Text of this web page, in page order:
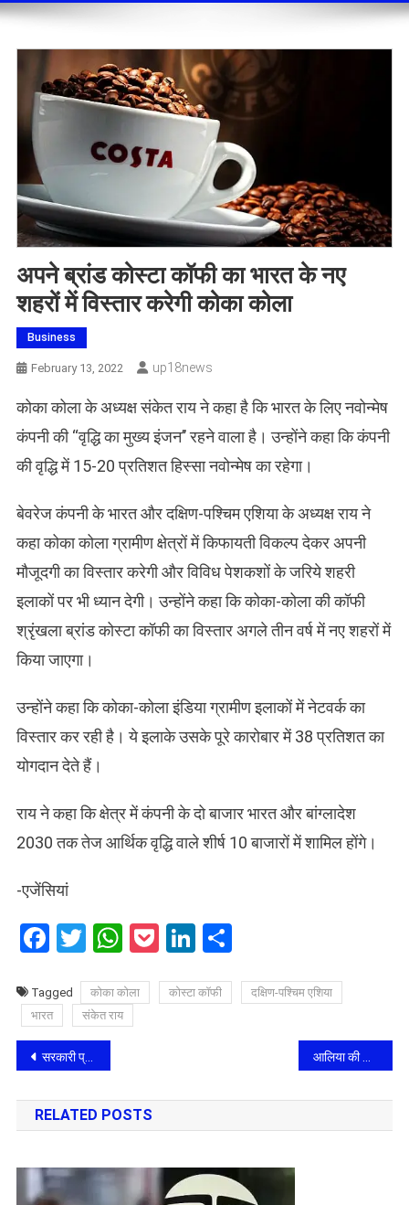
अपने ब्रांड कोस्टा कॉफी का भारत के नए
शहरों में विस्‍तार करेगी कोका कोला
Business
February 13, 2022 Up18news
कोका कोला के अध्यक्ष संकेत राय ने कहा है कि भारत के लिए नवोन्मेष
कंपनी की ‘‘वृद्धि का मुख्य इंजन’’ रहने वाला है। उन्होंने कहा कि कंपनी
की वृद्धि में 15-20 प्रतिशत हिस्सा नवोन्मेष का रहेगा।
बेवरेज कंपनी के भारत और दक्षिण-पश्चिम एशिया के अध्यक्ष राय ने
कहा कोका कोला ग्रामीण क्षेत्रों में किफायती विकल्प देकर अपनी
मौजूदगी का विस्तार करेगी और विविध पेशकशों के जरिये शहरी
इलाकों पर भी ध्यान देगी। उन्होंने कहा कि कोका-कोला की कॉफी
श्रृंखला ब्रांड कोस्टा कॉफी का विस्तार अगले तीन वर्ष में नए शहरों में
किया जाएगा।
उन्होंने कहा कि कोका-कोला इंडिया ग्रामीण इलाकों में नेटवर्क का
विस्तार कर रही है। ये इलाके उसके पूरे कारोबार में 38 प्रतिशत का
योगदान देते हैं।
राय ने कहा कि क्षेत्र में कंपनी के दो बाजार भारत और बांग्लादेश
2030 तक तेज आर्थिक वृद्धि वाले शीर्ष 10 बाजारों में शामिल होंगे।
-एजेंसियां
Facebook
Twitter
WhatsApp
PocketLinkedIn
Share
Tagged कोका कोला कोस्टा कॉफी
दक्षिण-पश्चिम एशिया
भारत
संकेत राय
Post
navigation
सरकारी प्रतिभूतियों में बढ़ सकती है भारतीय रिजर्व बैंक की हिस्‍सेदारी
RELATED POSTS